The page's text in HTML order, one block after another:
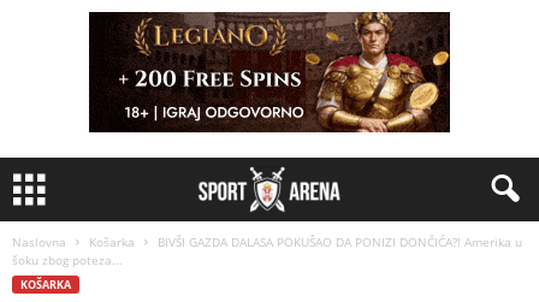
Naslovna Košarka
BIVŠI GAZDA DALASA POKUŠAO DA PONIZI DONČIĆA?! Amerika u
šoku zbog poteza...
KOŠARKA